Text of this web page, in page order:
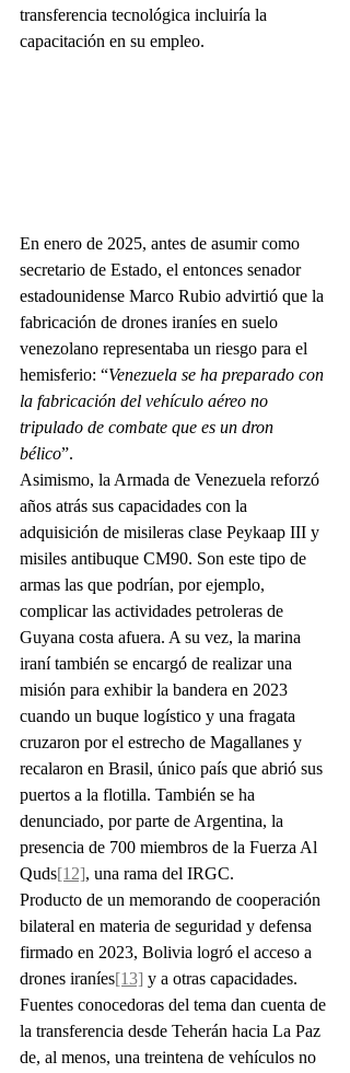
transferencia tecnológica incluiría la
capacitación en su empleo.
En enero de 2025, antes de asumir como
secretario de Estado, el entonces senador
estadounidense Marco Rubio advirtió que la
fabricación de drones iraníes en suelo
venezolano representaba un riesgo para el
hemisferio: “Venezuela se ha preparado con
la fabricación del vehículo aéreo no
tripulado de combate que es un dron
bélico”.
Asimismo, la Armada de Venezuela reforzó
años atrás sus capacidades con la
adquisición de misileras clase Peykaap III y
misiles antibuque CM90. Son este tipo de
armas las que podrían, por ejemplo,
complicar las actividades petroleras de
Guyana costa afuera. A su vez, la marina
iraní también se encargó de realizar una
misión para exhibir la bandera en 2023
cuando un buque logístico y una fragata
cruzaron por el estrecho de Magallanes y
recalaron en Brasil, único país que abrió sus
puertos a la flotilla. También se ha
denunciado, por parte de Argentina, la
presencia de 700 miembros de la Fuerza Al
Quds[12], una rama del IRGC.
Producto de un memorando de cooperación
bilateral en materia de seguridad y defensa
firmado en 2023, Bolivia logró el acceso a
drones iraníes[13] y a otras capacidades.
Fuentes conocedoras del tema dan cuenta de
la transferencia desde Teherán hacia La Paz
de, al menos, una treintena de vehículos no